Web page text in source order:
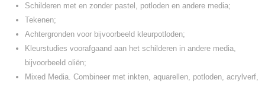
Schilderen met en zonder pastel, potloden en andere media;
Tekenen;
Achtergronden voor bijvoorbeeld kleurpotloden;
Kleurstudies voorafgaand aan het schilderen in andere media,
bijvoorbeeld oliën;
Mixed Media. Combineer met inkten, aquarellen, potloden, acrylverf,